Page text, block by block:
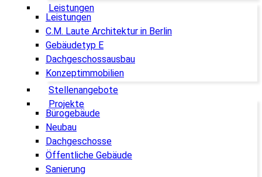
Leistungen
Leistungen
C.M. Laute Architektur in Berlin
Gebäudetyp E
Dachgeschossausbau
Konzeptimmobilien
Stellenangebote
Projekte
Bürogebäude
Neubau
Dachgeschosse
Öffentliche Gebäude
Sanierung